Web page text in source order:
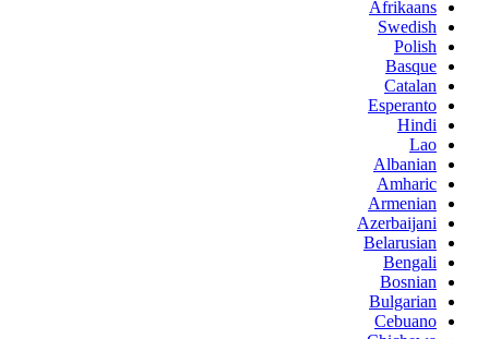
Afrikaans
Swedish
Polish
Basque
Catalan
Esperanto
Hindi
Lao
Albanian
Amharic
Armenian
Azerbaijani
Belarusian
Bengali
Bosnian
Bulgarian
Cebuano